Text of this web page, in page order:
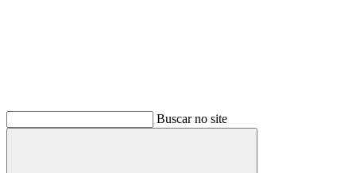
Buscar no site